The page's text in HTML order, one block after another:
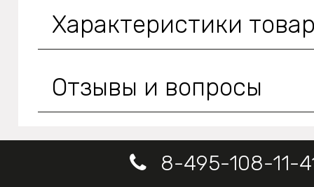
Характеристики
Отзывы и вопросы
8-495-108-11-